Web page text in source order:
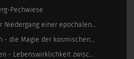
Pechwiese
Venedig - Der Niedergang einer epochalen Macht
- die Magie der kosmischen…
Neues Ägypten - Lebenswirklichkeit zwischen…